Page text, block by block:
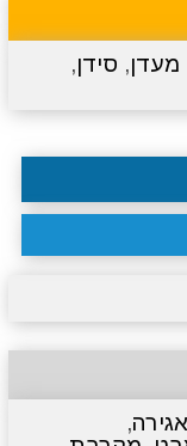
מעדן, סידן,
אגירה,